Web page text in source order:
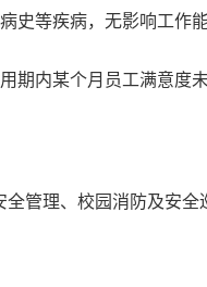
史等疾病，无影响工作
期内某个月员工满意度
管理、校园消防及安全